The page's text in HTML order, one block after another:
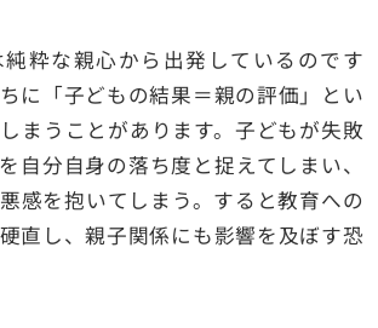
粋な親心から出発しているのです
に「子どもの結果＝親の評価」とい
まうことがあります。子どもが失敗
自分自身の落ち度と捉えてしまい、
感を抱いてしまう。すると教育への
直し、親子関係にも影響を及ぼす恐